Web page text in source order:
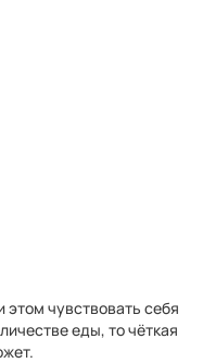
этом чувствовать себя
еды, то чёткая